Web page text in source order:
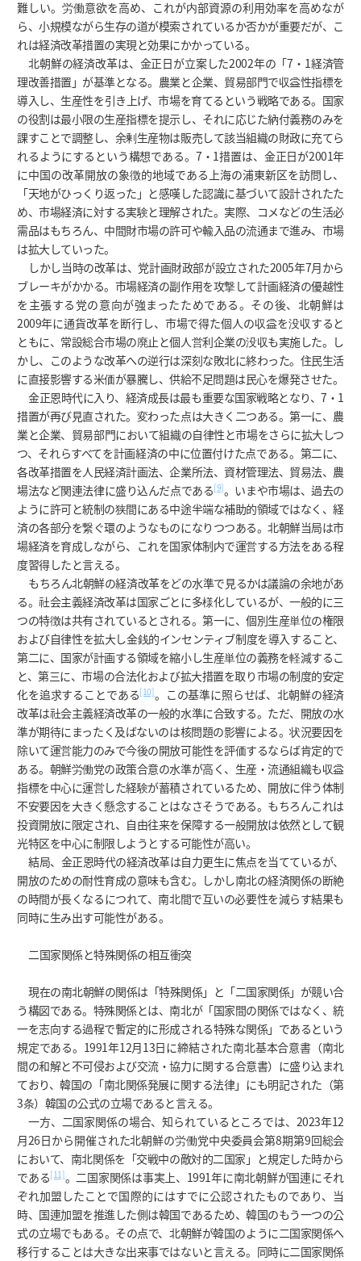
難しい。労働意欲を高め、これが内部資源の利用効率を高めなが
ら、小規模ながら生存の道が模索されているか否かが重要だが、こ
れは経済改革措置の実現と効果にかかっている。
北朝鮮の経済改革は、金正日が立案した2002年の「7・1経済管
理改善措置」が基準となる。農業と企業、貿易部門で収益性指標を
導入し、生産性を引き上げ、市場を育てるという戦略である。国家
の役割は最小限の生産指標を提示し、それに応じた納付義務のみを
課すことで調整し、余剰生産物は販売して該当組織の財政に充てら
れるようにするという構想である。7・1措置は、金正日が2001年
に中国の改革開放の象徴的地域である上海の浦東新区を訪問し、
「天地がひっくり返った」と感嘆した認識に基づいて設計されたた
め、市場経済に対する実験と理解された。実際、コメなどの生活必
需品はもちろん、中間財市場の許可や輸入品の流通まで進み、市場
は拡大していった。
しかし当時の改革は、党計画財政部が設立された2005年7月から
ブレーキがかかる。市場経済の副作用を攻撃して計画経済の優越性
を主張する党の意向が強まったためである。その後、北朝鮮は
2009年に通貨改革を断行し、市場で得た個人の収益を没収すると
ともに、常設総合市場の廃止と個人営利企業の没収も実施した。し
かし、このような改革への逆行は深刻な敗北に終わった。住民生活
に直接影響する米価が暴騰し、供給不足問題は民心を爆発させた。
金正恩時代に入り、経済成長は最も重要な国家戦略となり、7・1
措置が再び見直された。変わった点は大きく二つある。第一に、農
業と企業、貿易部門において組織の自律性と市場をさらに拡大しつ
つ、それらすべてを計画経済の中に位置付けた点である。第二に、
各改革措置を人民経済計画法、企業所法、資材管理法、貿易法、農
場法など関連法律に盛り込んだ点である[9]。いまや市場は、過去の
ように許可と統制の狭間にある中途半端な補助的領域ではなく、経
済の各部分を繋ぐ環のようなものになりつつある。北朝鮮当局は市
場経済を育成しながら、これを国家体制内で運営する方法をある程
度習得したと言える。
もちろん北朝鮮の経済改革をどの水準で見るかは議論の余地があ
る。社会主義経済改革は国家ごとに多様化しているが、一般的に三
つの特徴は共有されているとされる。第一に、個別生産単位の権限
および自律性を拡大し金銭的インセンティブ制度を導入すること、
第二に、国家が計画する領域を縮小し生産単位の義務を軽減するこ
と、第三に、市場の合法化および拡大措置を取り市場の制度的安定
化を追求することである[10]。この基準に照らせば、北朝鮮の経済
改革は社会主義経済改革の一般的水準に合致する。ただ、開放の水
準が期待にまったく及ばないのは核問題の影響による。状況要因を
除いて運営能力のみで今後の開放可能性を評価するならば肯定的で
ある。朝鮮労働党の政策合意の水準が高く、生産・流通組織も収益
指標を中心に運営した経験が蓄積されているため、開放に伴う体制
不安要因を大きく懸念することはなさそうである。もちろんこれは
投資開放に限定され、自由往来を保障する一般開放は依然として観
光特区を中心に制限しようとする可能性が高い。
結局、金正恩時代の経済改革は自力更生に焦点を当てているが、
開放のための耐性育成の意味も含む。しかし南北の経済関係の断絶
の時間が長くなるにつれて、南北間で互いの必要性を減らす結果も
同時に生み出す可能性がある。
二国家関係と特殊関係の相互衝突
現在の南北朝鮮の関係は「特殊関係」と「二国家関係」が競い合
う構図である。特殊関係とは、南北が「国家間の関係ではなく、統
一を志向する過程で暫定的に形成される特殊な関係」であるという
規定である。1991年12月13日に締結された南北基本合意書（南北
間の和解と不可侵および交流・協力に関する合意書）に盛り込まれ
ており、韓国の「南北関係発展に関する法律」にも明記された（第
3条）韓国の公式の立場であると言える。
一方、二国家関係の場合、知られているところでは、2023年12
月26日から開催された北朝鮮の労働党中央委員会第8期第9回総会
において、南北関係を「交戦中の敵対的二国家」と規定した時から
である[11]。二国家関係は事実上、1991年に南北朝鮮が国連にそれ
ぞれ加盟したことで国際的にはすでに公認されたものであり、当
時、国連加盟を推進した側は韓国であるため、韓国のもう一つの公
式の立場でもある。その点で、北朝鮮が韓国のように二国家関係へ
移行することは大きな出来事ではないと言える。同時に二国家関係